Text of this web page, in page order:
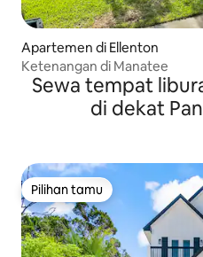
Apartemen di Ellenton
Ketenangan di Manatee
Sewa tempat
di dekat
Pilihan tamu
Pilihan tamu